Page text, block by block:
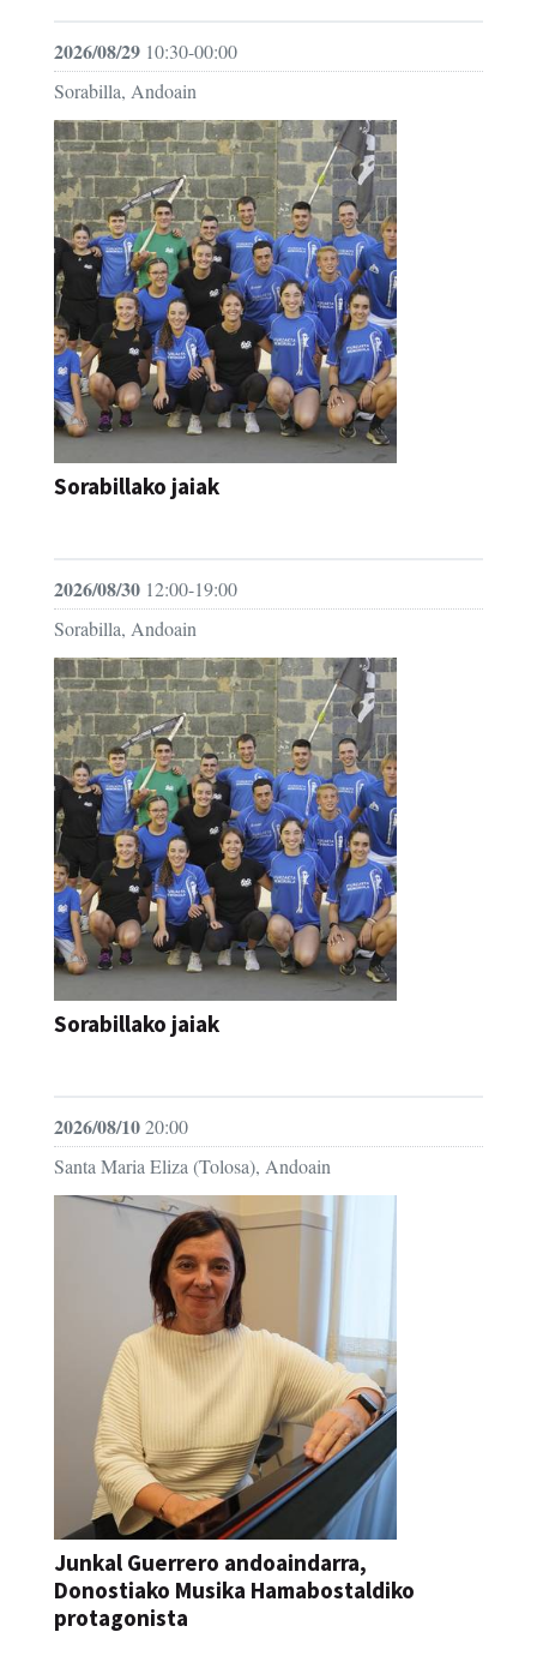
2026/08/29 10:30-00:00
Sorabilla, Andoain
Sorabillako jaiak
2026/08/30 12:00-19:00
Sorabilla, Andoain
Sorabillako jaiak
2026/08/1020:00
Santa Maria Eliza (Tolosa), Andoain
Junkal Guerrero andoaindarra,
Donostiako Musika Hamabostaldiko
protagonista